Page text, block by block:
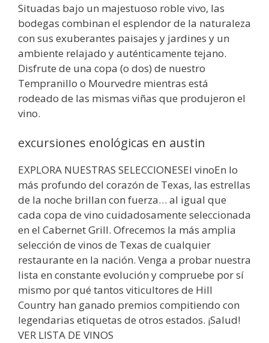
Situadas bajo un majestuoso roble vivo, las
bodegas combinan el esplendor de la naturaleza
con sus exuberantes paisajes y jardines y un
ambiente relajado y auténticamente tejano.
Disfrute de una copa (o dos) de nuestro
Tempranillo o Mourvedre mientras está
rodeado de las mismas viñas que produjeron el
vino.
excursiones enológicas en austin
EXPLORA NUESTRAS SELECCIONESEl vinoEn lo
más profundo del corazón de Texas, las estrellas
de la noche brillan con fuerza… al igual que
cada copa de vino cuidadosamente seleccionada
en el Cabernet Grill. Ofrecemos la más amplia
selección de vinos de Texas de cualquier
restaurante en la nación. Venga a probar nuestra
lista en constante evolución y compruebe por sí
mismo por qué tantos viticultores de Hill
Country han ganado premios compitiendo con
legendarias etiquetas de otros estados. ¡Salud!
VER LISTA DE VINOS